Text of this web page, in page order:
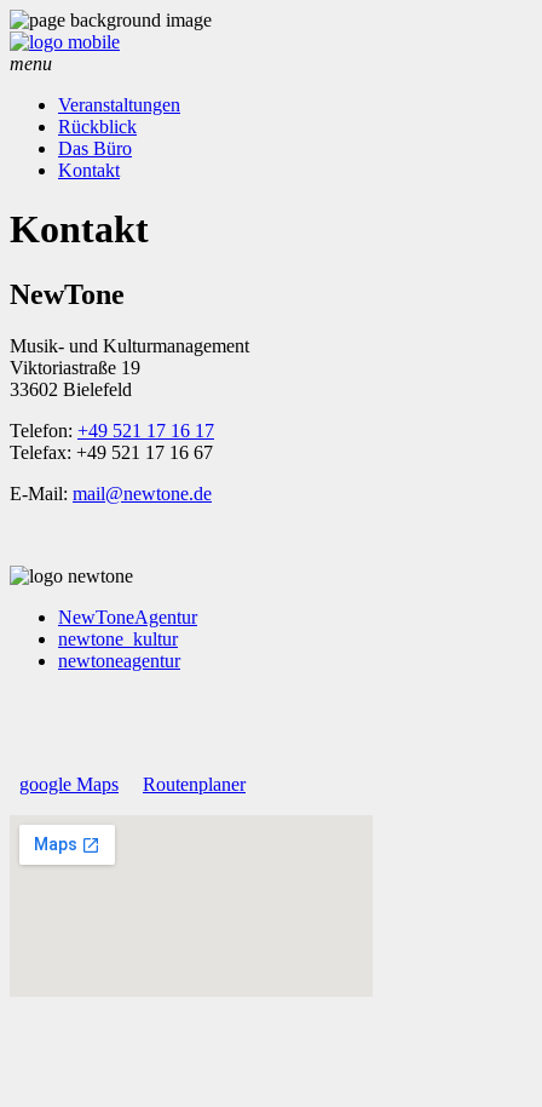
menu
Veranstaltungen
Rückblick
Das Büro
Kontakt
Kontakt
NewTone
Musik- und Kulturmanagement
Viktoriastraße 19
33602 Bielefeld
Telefon: +49 521 17 16 17
Telefax: +49 521 17 16 67
E-Mail: mail@newtone.de
NewToneAgentur
newtone_kultur
newtoneagentur
google Maps Routenplaner